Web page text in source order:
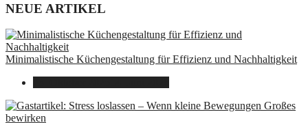
NEUE ARTIKEL
Minimalistische Küchengestaltung für Effizienz und Nachhaltigkeit